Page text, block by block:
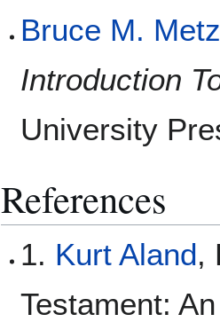
Bruce M.
Introduction
University
References
1. Kurt Aland,
Testament: